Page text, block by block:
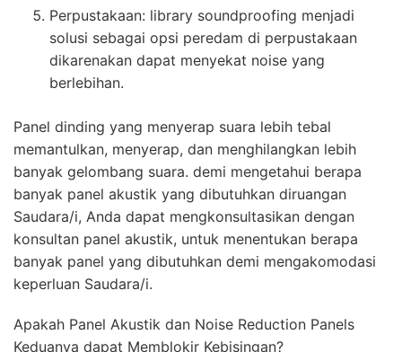
Perpustakaan: library soundproofing menjadi
solusi sebagai opsi peredam di perpustakaan
dikarenakan dapat menyekat noise yang
berlebihan.
Panel dinding yang menyerap suara lebih tebal
memantulkan, menyerap, dan menghilangkan lebih
banyak gelombang suara. demi mengetahui berapa
banyak panel akustik yang dibutuhkan diruangan
Saudara/i, Anda dapat mengkonsultasikan dengan
konsultan panel akustik, untuk menentukan berapa
banyak panel yang dibutuhkan demi mengakomodasi
keperluan Saudara/i.
Apakah Panel Akustik dan Noise Reduction Panels
Keduanya dapat Memblokir Kebisingan?